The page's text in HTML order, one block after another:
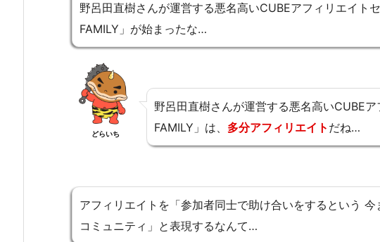
野呂田直樹さんが運営する悪名高いCUBEアフィリエイト
FAMILY」が始まったな…
どらいち
野呂田直樹さんが運営する悪名高いCUBE
FAMILY」は、 多分アフィリエイト だね…
アフィリエイトを「参加者同士で助け合いをするという
コミュニティ」と表現するなんて…